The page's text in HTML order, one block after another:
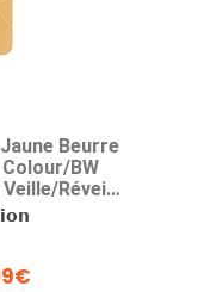
Beurre
BW
Réveil |
| Cuir
Kobo
BW